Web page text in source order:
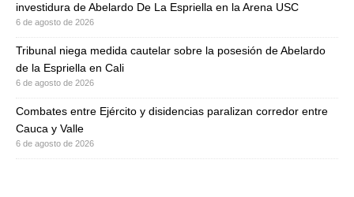
investidura de Abelardo De La Espriella en la Arena USC
6 de agosto de 2026
Tribunal niega medida cautelar sobre la posesión de Abelardo
de la Espriella en Cali
6 de agosto de 2026
Combates entre Ejército y disidencias paralizan corredor entre
Cauca y Valle
6 de agosto de 2026